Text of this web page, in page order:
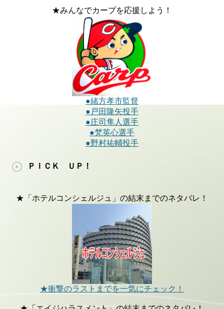
★みんなでカープを応援しよう！
●緒方孝市監督
●戸田隆矢投手
●庄司隼人選手
●梵英心選手
●野村祐輔投手
ＰＩＣＫ ＵＰ！
★「ホテルコンシェルジュ」の結末までのネタバレ！
★衝撃のラストまでを一気にチェック！